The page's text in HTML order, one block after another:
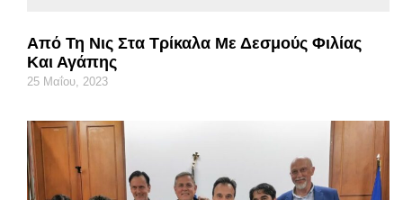
Από Τη Νις Στα Τρίκαλα Με Δεσμούς Φιλίας
Και Αγάπης
25 Μαΐου, 2023